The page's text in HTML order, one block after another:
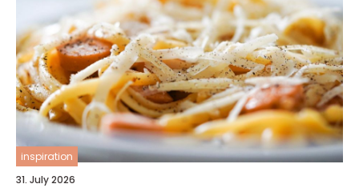
inspiration
31. July 2026